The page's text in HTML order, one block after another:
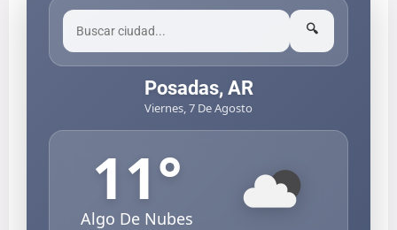
🔍
Posadas, AR
Viernes, 7 De Agosto
11°
Algo De Nubes